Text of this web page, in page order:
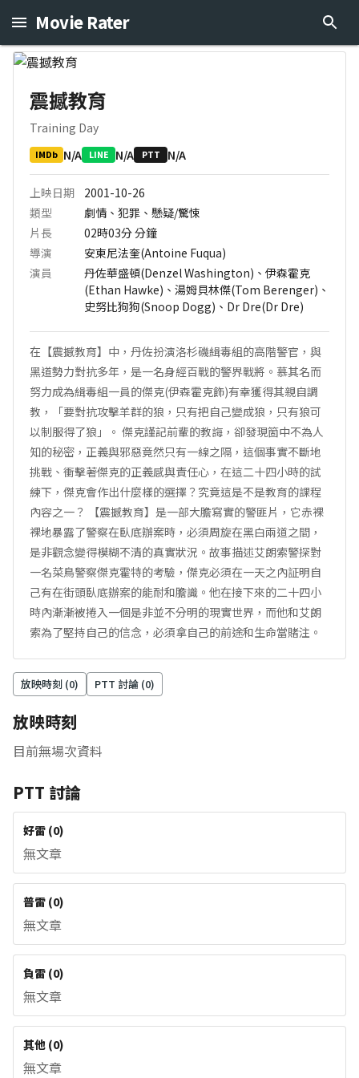
Movie Rater
震撼教育
Training Day
IMDb N/A LINE N/A PTT N/A
上映日期
2001-10-26
類型
劇情、犯罪、懸疑/驚悚
片長
02時03分分鐘
導演
安東尼法奎(Antoine Fuqua)
演員
丹佐華盛頓(Denzel Washington)、伊森霍克
(Ethan Hawke)、湯姆貝林傑(Tom Berenger)、
史努比狗狗(Snoop Dogg)、Dr Dre(Dr Dre)
在【震撼教育】中，丹佐扮演洛杉磯緝毒組的高階警官，與
黑道勢力對抗多年，是一名身經百戰的警界戰將。慕其名而
努力成為緝毒組一員的傑克(伊森霍克飾)有幸獲得其親自調
教，「要對抗攻擊羊群的狼，只有把自己變成狼，只有狼可
以制服得了狼」。 傑克謹記前輩的教誨，卻發現箇中不為人
知的秘密，正義與邪惡竟然只有一線之隔，這個事實不斷地
挑戰、衝擊著傑克的正義感與責任心，在這二十四小時的試
練下，傑克會作出什麼樣的選擇？究竟這是不是教育的課程
內容之一？ 【震撼教育】是一部大膽寫實的警匪片，它赤裸
裸地暴露了警察在臥底辦案時，必須周旋在黑白兩道之間，
是非觀念變得模糊不清的真實狀況。故事描述艾朗索警探對
一名菜鳥警察傑克霍特的考驗，傑克必須在一天之內証明自
己有在街頭臥底辦案的能耐和膽識。他在接下來的二十四小
時內漸漸被捲入一個是非並不分明的現實世界，而他和艾朗
索為了堅持自己的信念，必須拿自己的前途和生命當賭注。
放映時刻 (0) PTT 討論 (0)
放映時刻
目前無場次資料
PTT 討論
好雷 (0)
無文章
普雷 (0)
無文章
負雷 (0)
無文章
其他 (0)
無文章